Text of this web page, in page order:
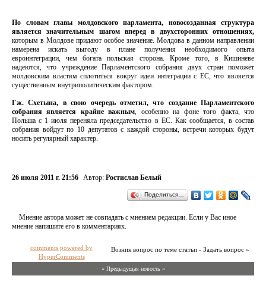
По словам главы молдовского парламента, новосозданная структура
является значительным шагом вперед в двухсторонних отношениях,
которым в Молдове придают особое значение. Молдова в данном направлении
намерена искать выгоду в плане получения необходимого опыта
евроинтеграции, чем богата польская сторона. Кроме того, в Кишиневе
надеются, что учреждение Парламентского собрания двух стран поможет
молдовским властям сплотиться вокруг идеи интеграции с ЕС, что является
существенным внутриполитическим фактором.
Гж. Схетына, в свою очередь отметил, что создание Парламентского
собрания является крайне важным, особенно на фоне того факта, что
Польша с 1 июля переняла председательство в ЕС. Как сообщается, в состав
собрания войдут по 10 депутатов с каждой стороны, встречи которых будут
носить регулярный характер.
26 июля 2011 г. 21:56 Автор: Ростислав Белый
Поделиться…
Мнение автора может не совпадать с мнением редакции. Если у Вас иное
мнение напишите его в комментариях.
Возник вопрос по теме статьи - Задать вопрос »
comments powered by
HyperComments
« Предыдущая новость «